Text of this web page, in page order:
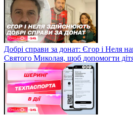
Добрі справи за донат: Єгор і Неля
Святого Миколая, щоб допомогти